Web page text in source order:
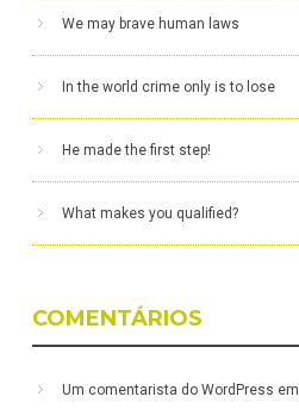
We may brave human laws
In the world crime only is to lose
He made the first step!
What makes you qualified?
COMENTÁRIOS
Um comentarista do WordPress em